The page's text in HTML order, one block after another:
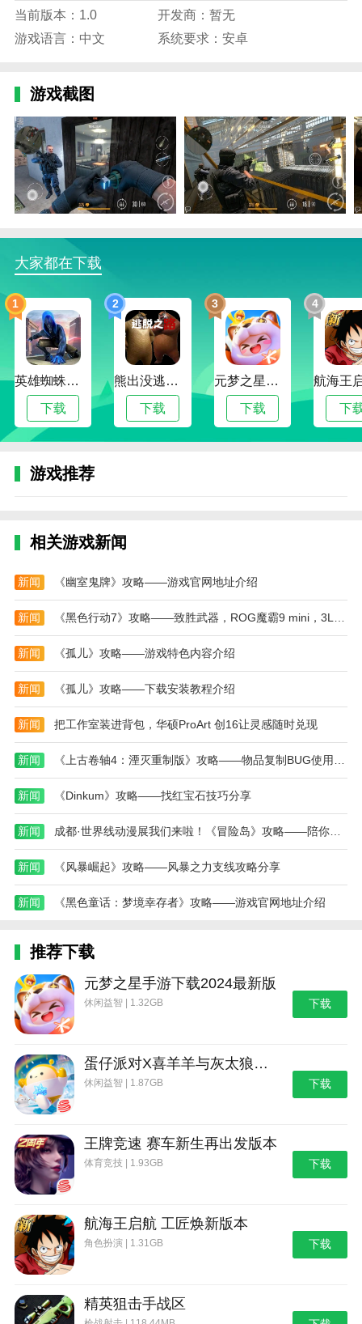
置，利用掩体、爆破物等展开战术行动；
3、敌人AI高度智能化，会主动进攻、躲避、包
4、完成战斗任务可获得金币与装备，用于升级枪
械、解锁新角色与技能。
勇者无敌枪战游戏特色
1、逼真的枪战画面与爆炸效果，战场氛围浓厚，
营造沉浸式的作战体验；
雨夜港口，每个场景都独具特色；
3、支持多人联网对战，与全球玩家展开紧张刺激
的竞技对决，考验团队合作与操作实力；
4、丰富的成长系统与角色养成机制，让玩家不断
提升实力，打造专属战斗风格。
勇者无敌枪战游戏内容
1、包含主线剧情模式与挑战副本，玩家将从新兵
成长为特战精英，完成各种高难度任务；
2、武器升级系统可通过收集材料与金币提升射
速、精准度、伤害值，打造终极战斗利器；
4、每日任务、活动赛事与限时挑战不断推出，保
勇者无敌枪战游戏测评
勇者无敌枪战游戏以其出色的画面表现与畅快的射
击手感，赢得了广大玩家的喜爱。游戏不仅在玩法上充
满节奏感与战术深度，更通过真实的枪械体验和紧张的
战场节奏带来了极强的沉浸感。不论你是喜欢PVP竞技
还是单人闯关，勇者无敌枪战游戏都能满足你的战斗欲
望。多样的武器搭配、丰富的地图设计和持续更新的活
动内容，让每一次战斗都成为热血的战斗之旅。如果你
热衷FPS类枪战游戏，那这款勇者无敌枪战游戏绝对不
容错过。
本站为您提供勇者无敌枪战的 手机游戏 ，欢迎大
家记住本站网址，本站是您下载安卓手游app最好的网
站！
当前版本：1.0
开发商：暂无
游戏语言：中文
系统要求：安卓
游戏截图
大家都在下载
1
英雄蜘蛛侠绳索格斗城市模拟器
下载
2
熊出没逃脱之路
下载
3
元梦之星手游下载2024最新版
下载
4
下
游戏推荐
相关游戏新闻
新闻 《幽室鬼牌》攻略——游戏官网地址介绍
新闻 《黑色行动7》攻略——致胜武器，ROG魔霸9 mini，3L机身、200+帧战力
新闻 《孤儿》攻略——游戏特色内容介绍
新闻 《孤儿》攻略——下载安装教程介绍
新闻 把工作室装进背包，华硕ProArt 创16让灵感随时兑现
新闻
新闻 《Dinkum》攻略——找红宝石技巧分享
新闻 成都·世界线动漫展我们来啦！《冒险岛》攻略——陪你快乐过五一！
新闻 《风暴崛起》攻略——风暴之力支线攻略分享
新闻 《黑色童话：梦境幸存者》攻略——游戏官网地址介绍
推荐下载
元梦之星手游下载2024最新版
休闲益智 | 1.32GB 下载
蛋仔派对X喜羊羊与灰太狼联动第二弹版本
休闲益智 | 1.87GB 下载
王牌竞速 赛车新生再出发版本
体育竞技 | 1.93GB 下载
航海王启航 工匠焕新版本
角色扮演 | 1.31GB 下载
精英狙击手战区